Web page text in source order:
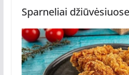
Sparneliai džiūvėsiuose